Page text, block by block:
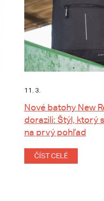
11. 3.
Nové batohy New
dorazili: Štýl, ktorý
na prvý pohľad
ČÍST CELÉ